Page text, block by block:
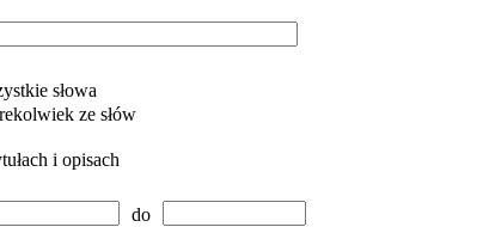
słowa
ze słów
i opisach
do